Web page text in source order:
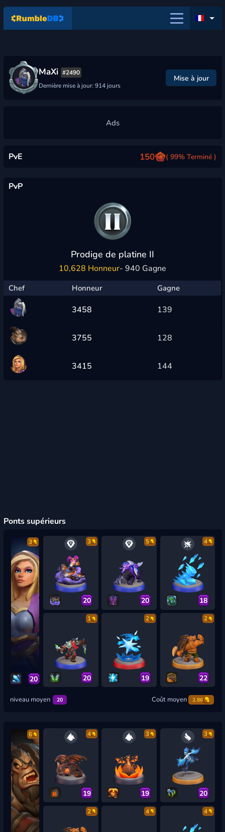
MaXi #2490
Dernière mise à jour: 914 jours
Mise à jour
PvE 150 ( 99% Terminé )
PvP
Prodige de platine II
10,628 Honneur- 940 Gagne
Chef Honneur Gagne
3458 139
3755 128
3415 144
Ponts supérieurs
3
20
3
20
5
20
4
18
1
20
2
19
2
22
niveau moyen 20 Coût moyen 2.86
6 4
19
3
19
3
20
2 4 4